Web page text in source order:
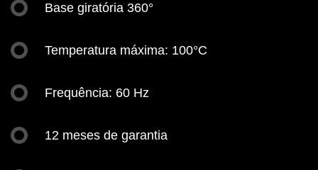
Base giratória 360°
Temperatura máxima: 100°C
Frequência: 60 Hz
12 meses de garantia